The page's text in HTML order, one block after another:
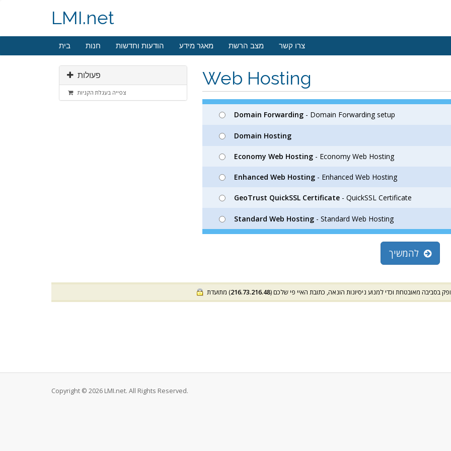
LMI.net
בית חנות הודעות וחדשות מאגר מידע מצב הרשת צרו קשר
Web Hosting פעולות
צפייה בעגלת הקניות
Domain Forwarding - Domain Forwarding setup
Domain Hosting
Economy Web Hosting - Economy Web Hosting
Enhanced Web Hosting - Enhanced Web Hosting
GeoTrust QuickSSL Certificate - QuickSSL Certificate
Standard Web Hosting - Standard Web Hosting
להמשיך
בסביבה מאובטחת וכדי למנוע ניסיונות הונאה, כתובת האיי פי שלכם (216.73.216.48) מתועדת
Copyright © 2026 LMI.net. All Rights Reserved.